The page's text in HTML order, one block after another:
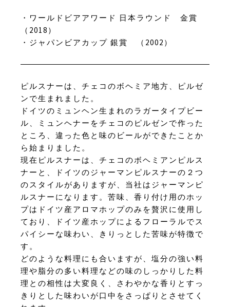
・ワールドビアアワード 日本ラウンド 金賞
（2018）
・ジャパンビアカップ 銀賞 （2002）
ピルスナーは、チェコのボヘミア地方、ピルゼ
ンで生まれました。
ドイツのミュンヘン生まれのラガータイプビー
ル、ミュンヘナーをチェコのピルゼンで作った
ところ、違った色と味のビールができたことか
ら始まりました。
現在ピルスナーは、チェコのボヘミアンピルス
ナーと、ドイツのジャーマンピルスナーの２つ
のスタイルがありますが、当社はジャーマンピ
ルスナーになります。苦味、香り付け用のホッ
プはドイツ産アロマホップのみを贅沢に使用し
ており、ドイツ産ホップによるフローラルでス
パイシーな味わい、きりっとした苦味が特徴で
す。
どのような料理にも合いますが、塩分の強い料
理や脂分の多い料理などの味のしっかりした料
理との相性は大変良く、さわやかな香りとすっ
きりとした味わいが口中をさっぱりとさせてく